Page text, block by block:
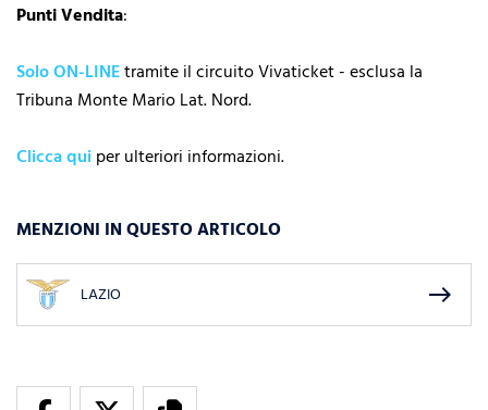
Punti Vendita:
Solo ON-LINEtramite il circuito Vivaticket - esclusa la
Tribuna Monte Mario Lat. Nord.
Clicca qui per ulteriori informazioni.
MENZIONI IN QUESTO ARTICOLO
LAZIO east